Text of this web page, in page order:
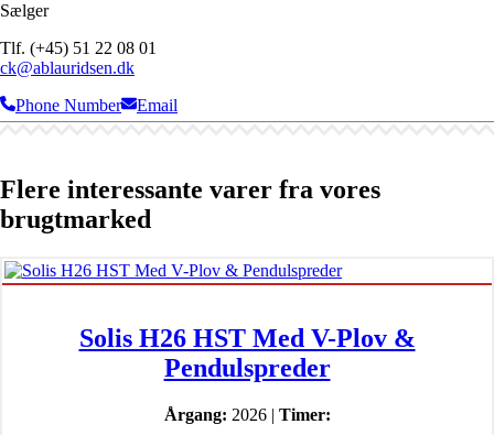
Sælger
Tlf. (+45) 51 22 08 01
ck@ablauridsen.dk
Phone Number
Email
Flere interessante varer fra vores
brugtmarked
Solis H26 HST Med V-Plov &
Pendulspreder
Årgang: 2026 | Timer: